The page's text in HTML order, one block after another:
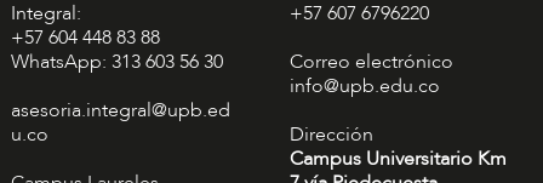
Integral:
+57 604 448 83 88
WhatsApp: 313 603 56 30
asesoria.integral@upb.ed
u.co
+57 607 6796220
Correo electrónico
info@upb.edu.co
Dirección
Campus Universitario Km